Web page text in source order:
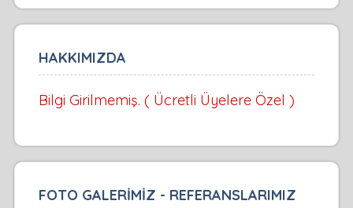
HAKKIMIZDA
Bilgi Girilmemiş. ( Ücretli Üyelere Özel )
FOTO GALERİMİZ - REFERANSLARIMIZ